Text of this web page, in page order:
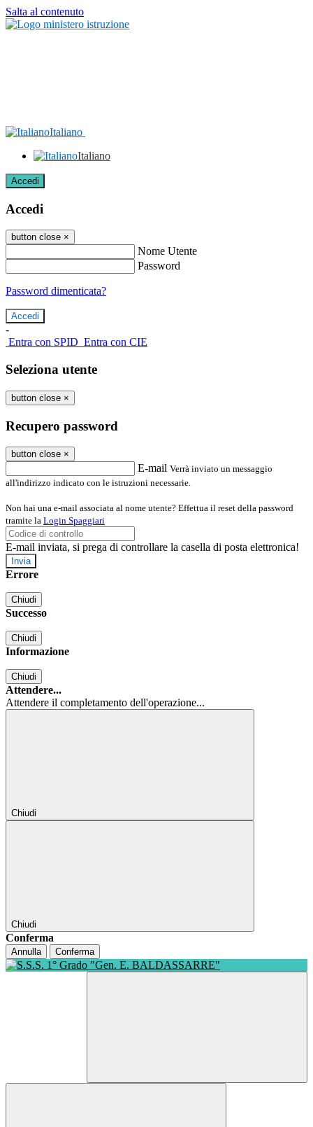
Salta al contenuto
Italiano
Italiano
Accedi
Accedi
button close ×
Nome Utente
Password
Password dimenticata?
-
Entra con SPID Entra con CIE
Seleziona utente
button close ×
Recupero password
button close ×
E-mail Verrà inviato un messaggio
all'indirizzo indicato con le istruzioni necessarie.
Non hai una e-mail associata al nome utente? Effettua il reset della password
tramite la Login Spaggiari
E-mail inviata, si prega di controllare la casella di posta elettronica!
Errore
Chiudi
Successo
Chiudi
Informazione
Chiudi
Attendere...
Attendere il completamento dell'operazione...
Chiudi
Chiudi
Conferma
Annulla Conferma